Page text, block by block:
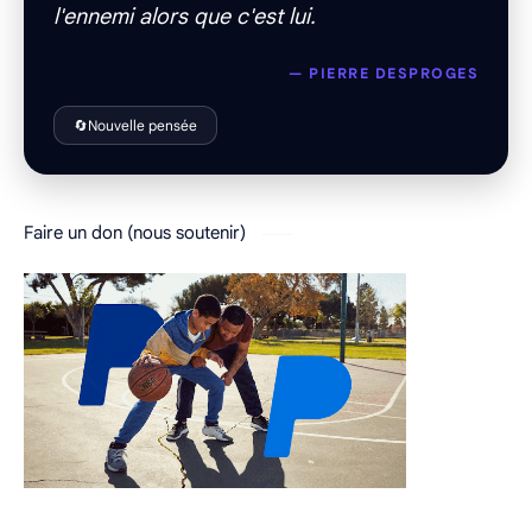
l'ennemi alors que c'est lui.
— PIERRE DESPROGES
🔄Nouvelle pensée
Faire un don (nous soutenir)